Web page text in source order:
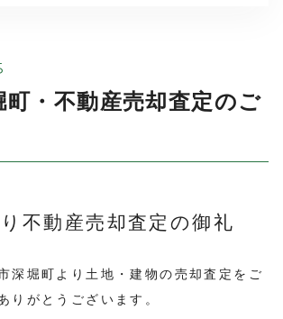
不動産売却の流れ
お知らせ
プライバシーポリシー
町・不動産売却査定のご
不動産売却査定の御礼
深堀町より土地・建物の売却査定をご
りがとうございます。